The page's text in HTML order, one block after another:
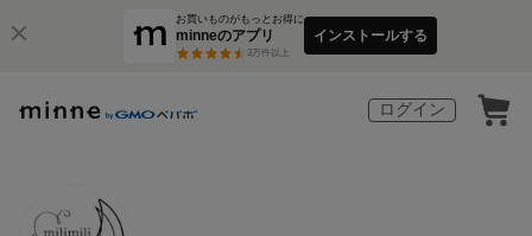
お買いものがもっとお得に
minneのアプリ
3万件以上
インストールする
ログイン